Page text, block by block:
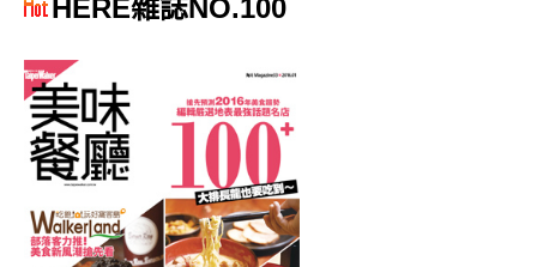
HERE雜誌NO.100